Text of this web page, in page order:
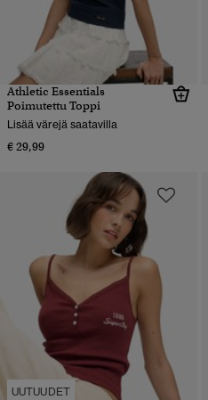
Athletic Essentials
Poimutettu Toppi
Lisää värejä saatavilla
€ 29,99
UUTUUDET